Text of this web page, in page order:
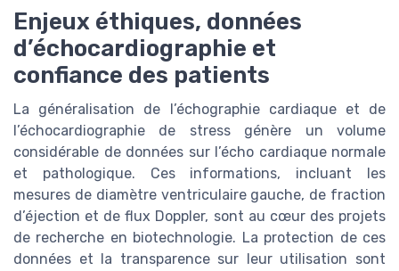
Enjeux éthiques, données
d’échocardiographie et
confiance des patients
La généralisation de l’échographie cardiaque et de
l’échocardiographie de stress génère un volume
considérable de données sur l’écho cardiaque normale
et pathologique. Ces informations, incluant les
mesures de diamètre ventriculaire gauche, de fraction
d’éjection et de flux Doppler, sont au cœur des projets
de recherche en biotechnologie. La protection de ces
données et la transparence sur leur utilisation sont